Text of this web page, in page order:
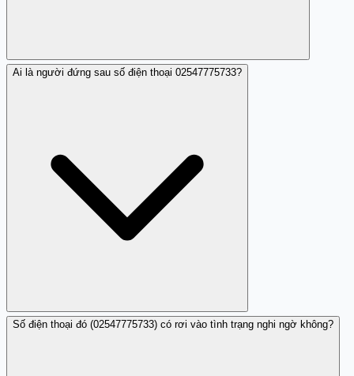
Người dùng cảnh báo về hành vi nhá máy lừa đảo từ số
Ai là người đứng sau số điện thoại 02547775733?
Hiện tại chưa có thông tin rõ ràng về người sở hữu số
Số điện thoại đó (02547775733) có rơi vào tình trạng nghi ngờ không?